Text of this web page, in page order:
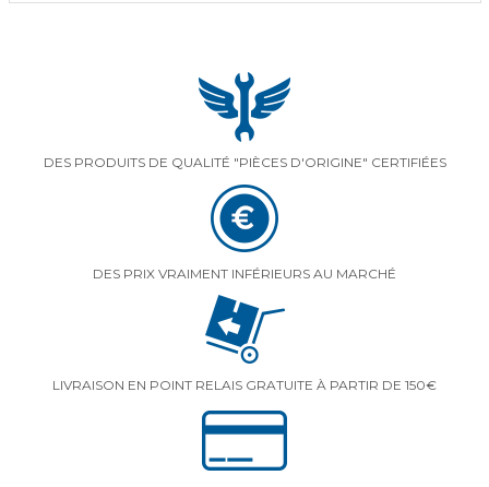
DES PRODUITS DE QUALITÉ "PIÈCES D'ORIGINE" CERTIFIÉES
DES PRIX VRAIMENT INFÉRIEURS AU MARCHÉ
LIVRAISON EN POINT RELAIS GRATUITE À PARTIR DE 150€